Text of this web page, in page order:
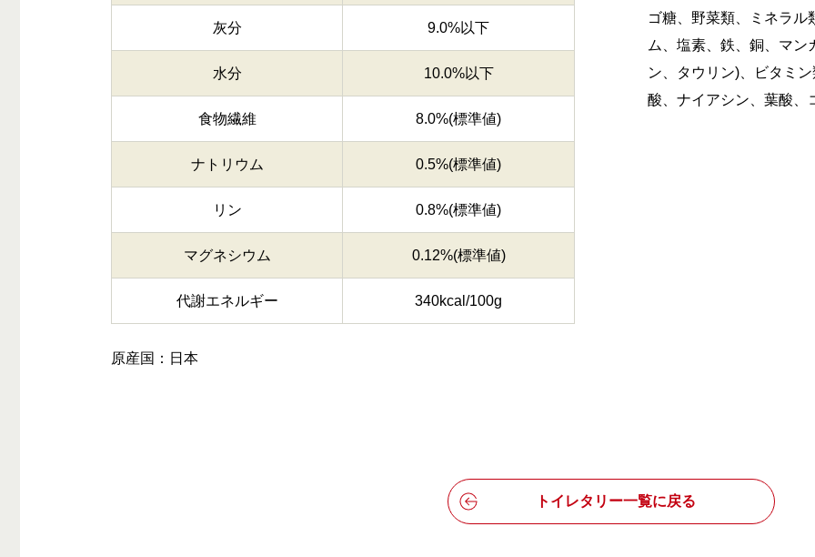
灰分 9.0%以下
水分 10.0%以下
食物繊維 8.0%(標準値)
ナトリウム 0.5%(標準値)
リン 0.8%(標準値)
マグネシウム 0.12%(標準値)
代謝エネルギー 340kcal/100g
原産国：日本
ゴ糖、野菜類、ミネラル
ム、塩素、鉄、銅、マ
ン、タウリン)、ビタミ
酸、ナイアシン、葉酸、
トイレタリー一覧に戻る